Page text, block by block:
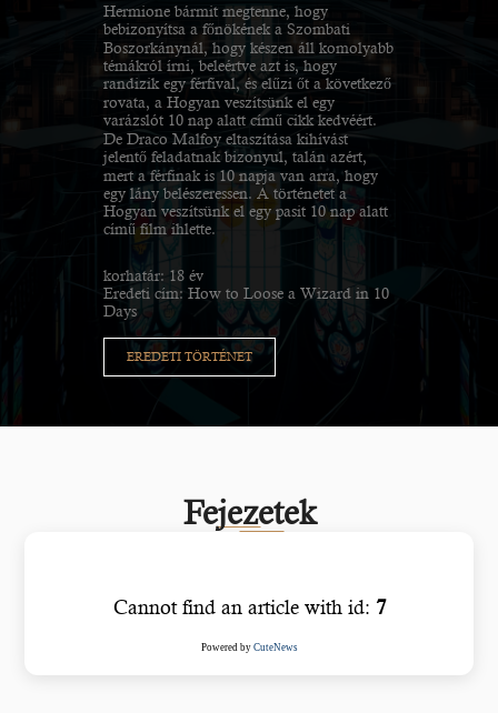
Hermione bármit megtenne, hogy
bebizonyítsa a főnökének a Szombati
Boszorkánynál, hogy készen áll komolyabb
témákról írni, beleértve azt is, hogy
randizik egy férfival, és elűzi őt a következő
rovata, a Hogyan veszítsünk el egy
varázslót 10 nap alatt című cikk kedvéért.
De Draco Malfoy eltaszítása kihívást
jelentő feladatnak bizonyul, talán azért,
mert a férfinak is 10 napja van arra, hogy
egy lány belészeressen. A történetet a
Hogyan veszítsünk el egy pasit 10 nap alatt
című film ihlette.
korhatár: 18 év
Eredeti cím: How to Loose a Wizard in 10
Days
EREDETI TÖRTÉNET
Fejezetek
Cannot find an article with id: 7
Powered by CuteNews